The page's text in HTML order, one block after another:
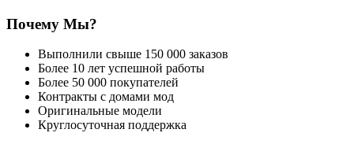
Почему Мы?
Выполнили свыше 150 000 заказов
Более 10 лет успешной работы
Более 50 000 покупателей
Контракты с домами мод
Оригинальные модели
Круглосуточная поддержка